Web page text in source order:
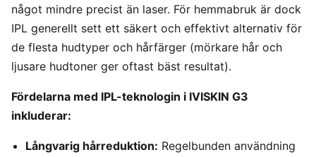
något mindre precist än laser. För hemmabruk är dock
IPL generellt sett ett säkert och effektivt alternativ för
de flesta hudtyper och hårfärger (mörkare hår och
ljusare hudtoner ger oftast bäst resultat).
Fördelarna med IPL-teknologin i IVISKIN G3
inkluderar:
Långvarig hårreduktion: Regelbunden användning